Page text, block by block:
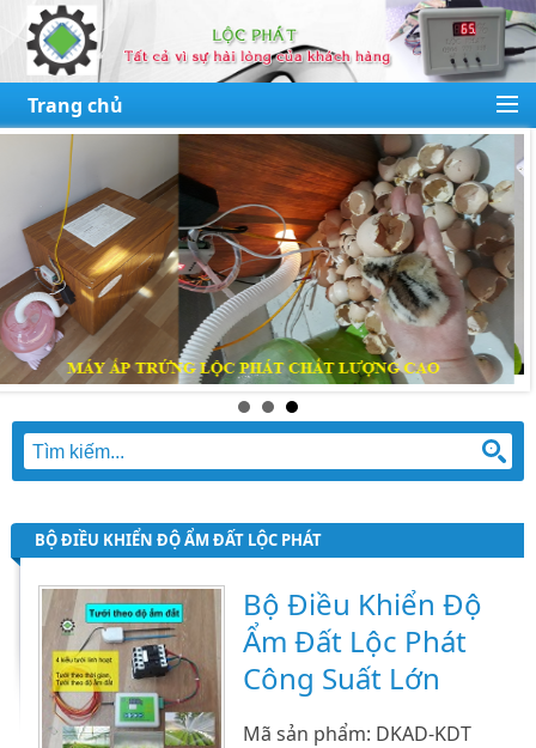
Trang chủ
BỘ ĐIỀU KHIỂN ĐỘ ẨM ĐẤT LỘC PHÁT
Bộ Điều Khiển Độ
Ẩm Đất Lộc Phát
Công Suất Lớn
Mã sản phẩm: DKAD-KDT